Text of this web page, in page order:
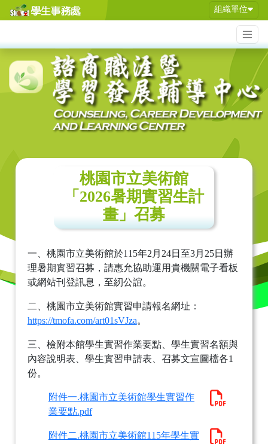
組織單位
桃園市立美術館
「2026暑期實習生計
畫」召募
一、桃園市立美術館於115年2月24日至3月25日辦
理暑期實習召募，請惠允協助運用貴機關電子看板
或網站刊登訊息，至紉公誼。
二、桃園市立美術館實習申請報名網址：
https://tmofa.com/art01sVJza。
三、檢附本館學生實習作業要點、學生實習名額與
內容說明表、學生實習申請表、召募文宣圖檔各1
份。
附件一.桃園市立美術館學生實習作
業要點.pdf
附件二.桃園市立美術館115年學生實